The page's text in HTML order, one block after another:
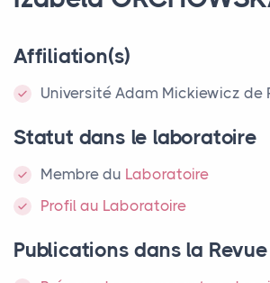
Affiliation(s)
Université Adam Mickiewicz de
Statut dans le laboratoire
Membre du Laboratoire
Profil au Laboratoire
Publications dans la Revue